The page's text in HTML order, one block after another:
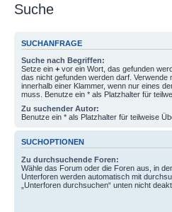
Suche
SUCHANFRAGE
Suche nach Begriffen:
Setze ein + vor ein Wort, das gefunden
das nicht gefunden werden darf.
innerhalb einer Klammer, wenn nur eines
muss. Benutze ein * als Platzhalter für
Zu suchender Autor:
Benutze ein * als Platzhalter für teilweise
SUCHOPTIONEN
Zu durchsuchende Foren:
Wähle das Forum oder die Foren aus, in
Unterforen werden automatisch mit
„Unterforen durchsuchen“ unten nicht